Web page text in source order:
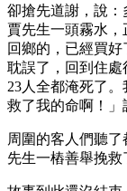
卻搶先道謝，說：
賈先生一頭霧水
回鄉的，已經買
耽誤了，回到住處
23人全都淹死了
救了我的命啊！」
周圍的客人們聽
先生一樁善舉挽救